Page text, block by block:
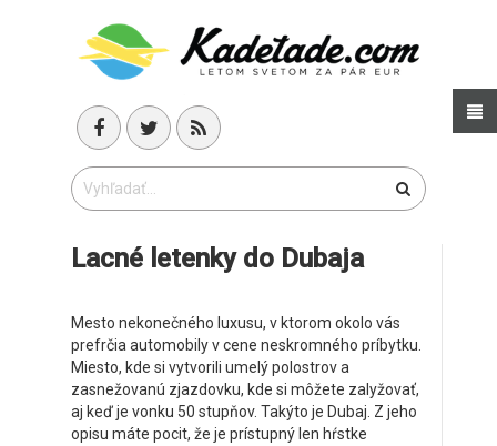
Lacné letenky do Dubaja
Mesto nekonečného luxusu, v ktorom okolo vás
prefrčia automobily v cene neskromného príbytku.
Miesto, kde si vytvorili umelý polostrov a
zasnežovanú zjazdovku, kde si môžete zalyžovať,
aj keď je vonku 50 stupňov. Takýto je Dubaj. Z jeho
opisu máte pocit, že je prístupný len hŕstke